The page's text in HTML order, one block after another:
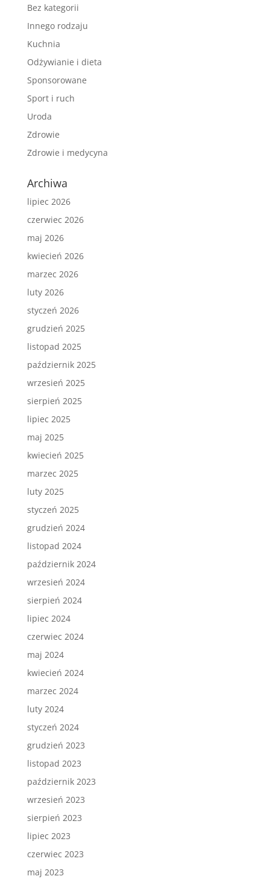
Bez kategorii
Innego rodzaju
Kuchnia
Odżywianie i dieta
Sponsorowane
Sport i ruch
Uroda
Zdrowie
Zdrowie i medycyna
Archiwa
lipiec 2026
czerwiec 2026
maj 2026
kwiecień 2026
marzec 2026
luty 2026
styczeń 2026
grudzień 2025
listopad 2025
październik 2025
wrzesień 2025
sierpień 2025
lipiec 2025
maj 2025
kwiecień 2025
marzec 2025
luty 2025
styczeń 2025
grudzień 2024
listopad 2024
październik 2024
wrzesień 2024
sierpień 2024
lipiec 2024
czerwiec 2024
maj 2024
kwiecień 2024
marzec 2024
luty 2024
styczeń 2024
grudzień 2023
listopad 2023
październik 2023
wrzesień 2023
sierpień 2023
lipiec 2023
czerwiec 2023
maj 2023